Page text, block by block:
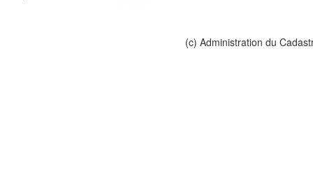
(c) Administration du